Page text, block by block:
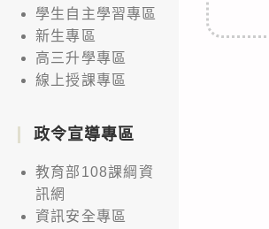
學生自主學習專區
新生專區
高三升學專區
線上授課專區
政令宣導專區
教育部108課綱資
訊網
資訊安全專區